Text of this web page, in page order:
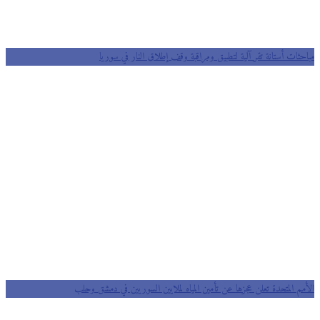
مباحثات أستانة تقر آلية لتطبيق ومراقبة وقف إطلاق النار في سوريا
الأمم المتحدة تعلن عجزها عن تأمين المياه لملايين السوريين في دمشق وحلب